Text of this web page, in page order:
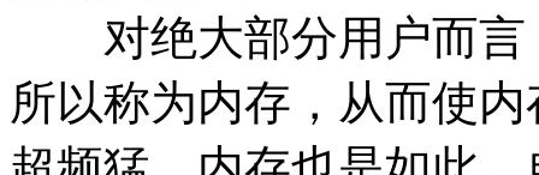
对绝大部分用户而言
所以称为内存，从而使